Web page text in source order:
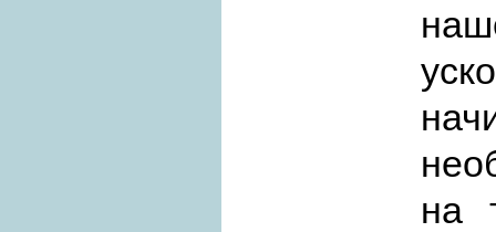
на